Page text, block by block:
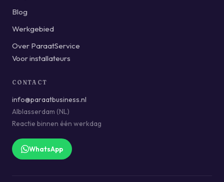
Blog
Werkgebied
Over ParaatService
Voor installateurs
CONTACT
info@paraatbusiness.nl
Alblasserdam (NL)
Reactie binnen één werkdag
WhatsApp